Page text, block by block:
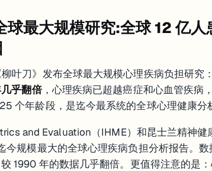
球最大规模研究:全球 12 亿人
叶刀》发布全球最大规模心理疾病负担研究：
乎翻倍，心理疾病已超越癌症和心血管疾病
个年龄段，是迄今最系统的全球心理健康分
and Evaluation（IHME）和昆士兰精神健
今规模最大的全球心理疾病负担分析报告。
1990 年的数据几乎翻倍。更值得注意的是